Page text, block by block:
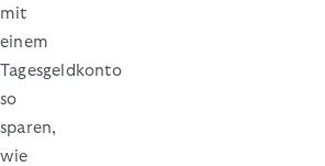
mit
einem
Tagesgeldkonto
so
sparen,
wie